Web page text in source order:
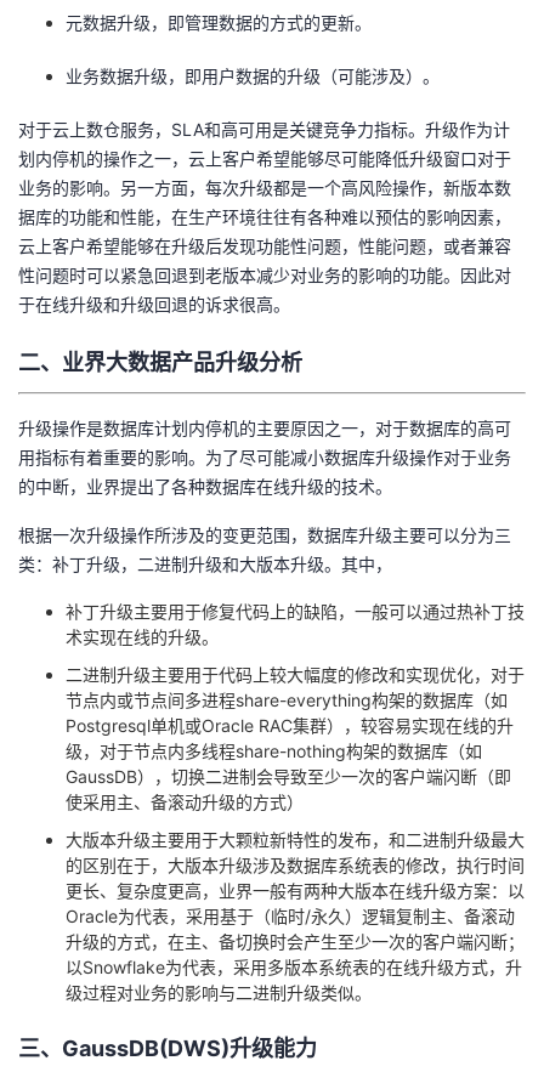
注
开
发
者
堂
我
课
的
我
的
Programs
我
的
支
我
的
术
我
云
元数据升级，即管理数据的方式的更新。
业务数据升级，即用户数据的升级（可能涉及）。
对于云上数仓服务，SLA和高可用是关键竞争力指标。升级作为计
划内停机的操作之一，云上客户希望能够尽可能降低升级窗口对于
业务的影响。另一方面，每次升级都是一个高风险操作，新版本数
据库的功能和性能，在生产环境往往有各种难以预估的影响因素，
云上客户希望能够在升级后发现功能性问题，性能问题，或者兼容
性问题时可以紧急回退到老版本减少对业务的影响的功能。因此对
于在线升级和升级回退的诉求很高。
二、业界大数据产品升级分析
升级操作是数据库计划内停机的主要原因之一，对于数据库的高可
用指标有着重要的影响。为了尽可能减小数据库升级操作对于业务
的中断，业界提出了各种数据库在线升级的技术。
根据一次升级操作所涉及的变更范围，数据库升级主要可以分为三
类：补丁升级，二进制升级和大版本升级。其中，
补丁升级主要用于修复代码上的缺陷，一般可以通过热补丁技
术实现在线的升级。
二进制升级主要用于代码上较大幅度的修改和实现优化，对于
节点内或节点间多进程share-everything构架的数据库（如
Postgresql单机或Oracle RAC集群），较容易实现在线的升
级，对于节点内多线程share-nothing构架的数据库（如
GaussDB），切换二进制会导致至少一次的客户端闪断（即
使采用主、备滚动升级的方式）
大版本升级主要用于大颗粒新特性的发布，和二进制升级最大
的区别在于，大版本升级涉及数据库系统表的修改，执行时间
更长、复杂度更高，业界一般有两种大版本在线升级方案：以
Oracle为代表，采用基于（临时/永久）逻辑复制主、备滚动
升级的方式，在主、备切换时会产生至少一次的客户端闪断；
以Snowflake为代表，采用多版本系统表的在线升级方式，升
级过程对业务的影响与二进制升级类似。
三、GaussDB(DWS)升级能力